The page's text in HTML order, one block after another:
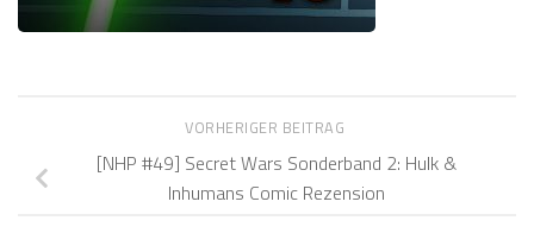
VORHERIGER BEITRAG
[NHP #49] Secret Wars Sonderband 2: Hulk &
Inhumans Comic Rezension